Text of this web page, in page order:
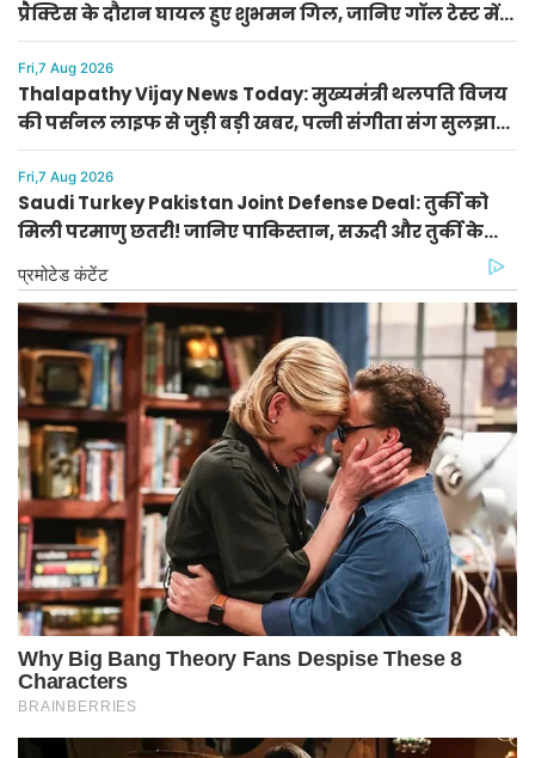
प्रैक्टिस के दौरान घायल हुए शुभमन गिल, जानिए गॉल टेस्ट में
खेलेंगे या नहीं
Fri,7 Aug 2026
Thalapathy Vijay News Today: मुख्यमंत्री थलपति विजय
की पर्सनल लाइफ से जुड़ी बड़ी खबर, पत्नी संगीता संग सुलझा
विवाद
Fri,7 Aug 2026
Saudi Turkey Pakistan Joint Defense Deal: तुर्की को
मिली परमाणु छतरी! जानिए पाकिस्तान, सऊदी और तुर्की के
सैन्य गठबंधन के मायने